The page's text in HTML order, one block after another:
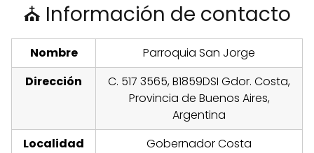
⛪ Información de contacto
Nombre
Parroquia San Jorge
Dirección
C. 517 3565, B1859DSI Gdor. Costa,
Provincia de Buenos Aires,
Argentina
Localidad
Gobernador Costa